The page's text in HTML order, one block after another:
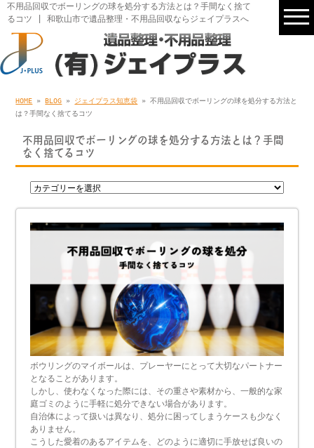
不用品回収でボーリングの球を処分する方法とは？手間なく捨て
るコツ | 和歌山市で遺品整理・不用品回収ならジェイプラスへ
HOME »BLOG » ジェイプラス知恵袋 » 不用品回収でボーリングの球を処分する方法と
は？手間なく捨てるコツ
不用品回収でボーリングの球を処分する方法とは？手間
なく捨てるコツ
ボウリングのマイボールは、プレーヤーにとって大切なパートナー
となることがあります。
しかし、使わなくなった際には、その重さや素材から、一般的な家
庭ゴミのように手軽に処分できない場合があります。
自治体によって扱いは異なり、処分に困ってしまうケースも少なく
ありません。
こうした愛着のあるアイテムを、どのように適切に手放せば良いの